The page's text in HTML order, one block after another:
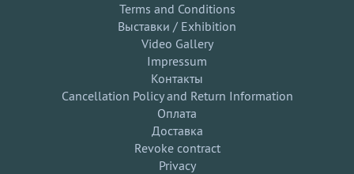
Terms and Conditions
Выставки / Exhibition
Video Gallery
Impressum
Контакты
Cancellation Policy and Return Information
Оплата
Доставка
Revoke contract
Privacy